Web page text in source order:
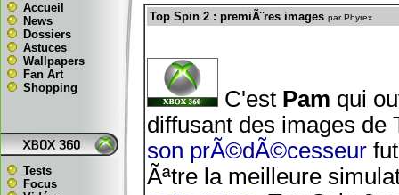
Accueil
News
Dossiers
Astuces
Wallpapers
Fan Art
Shopping
Tests
Focus
Top Spin 2 : premiÃ¨res images par Phyrex
C'est Pam qui
diffusant des images de
son prÃ©dÃ©cesseurfut
Ãªtre la meilleure